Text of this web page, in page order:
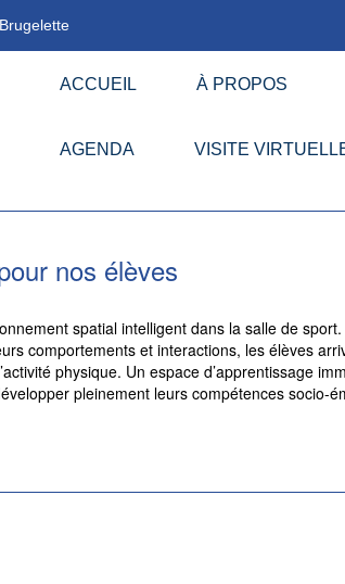
ACCUEIL À PROPOS
AGENDA VISITE
nos élèves
spatial intelligent dans la salle de
comportements et interactions, les élèves
physique. Un espace d’apprentissage
pleinement leurs compétences socio-